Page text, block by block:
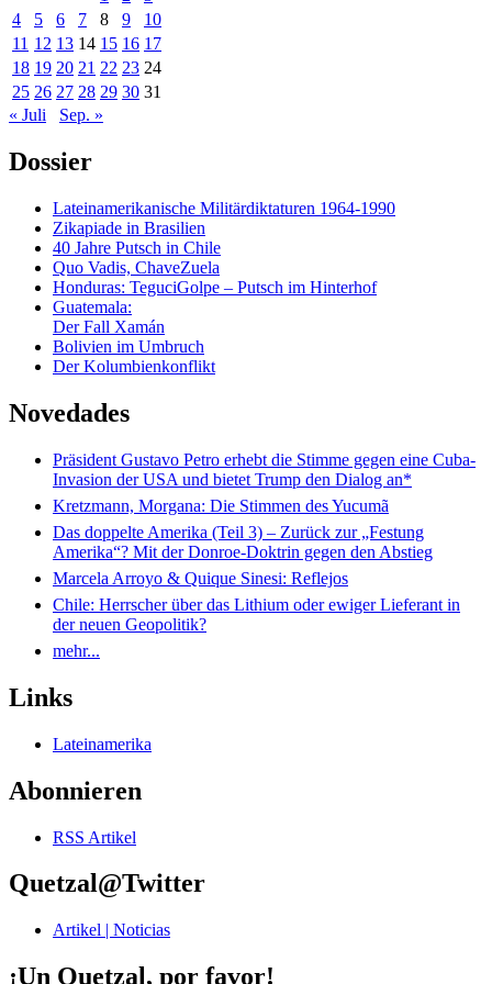
4
5 6 7 8 9
10
11 12 13 14 15 16 17
18 19 20 21 22 23 24
25 26 27 28 29 30 31
« Juli
Sep. »
Dossier
Lateinamerikanische Militärdiktaturen 1964-1990
Zikapiade in Brasilien
40 Jahre Putsch in Chile
Quo Vadis, ChaveZuela
Honduras: TeguciGolpe – Putsch im Hinterhof
Guatemala:
Der Fall Xamán
Bolivien im Umbruch
Der Kolumbienkonflikt
Novedades
Präsident Gustavo Petro erhebt die Stimme gegen eine Cuba-
Invasion der USA und bietet Trump den Dialog an*
Kretzmann, Morgana: Die Stimmen des Yucumã
Das doppelte Amerika (Teil 3) – Zurück zur „Festung
Amerika“? Mit der Donroe-Doktrin gegen den Abstieg
Marcela Arroyo & Quique Sinesi: Reflejos
Chile: Herrscher über das Lithium oder ewiger Lieferant in
der neuen Geopolitik?
mehr...
Links
Lateinamerika
Abonnieren
RSS Artikel
Quetzal@Twitter
Artikel | Noticias
¡Un Quetzal, por favor!